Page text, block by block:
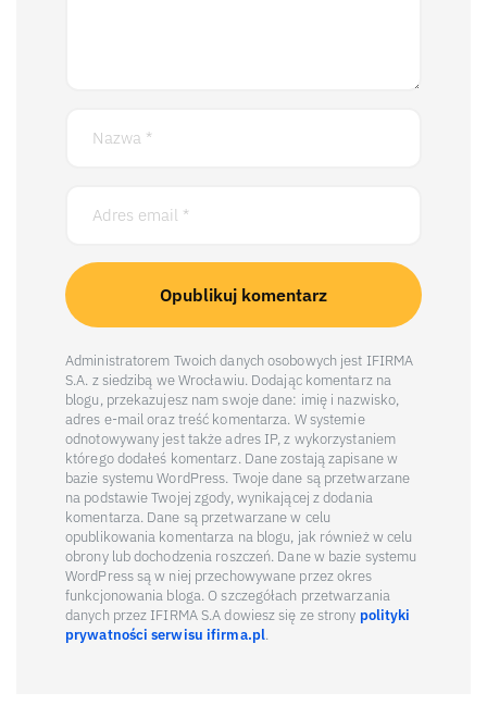
Administratorem Twoich danych osobowych jest IFIRMA
S.A. z siedzibą we Wrocławiu. Dodając komentarz na
blogu, przekazujesz nam swoje dane: imię i nazwisko,
adres e-mail oraz treść komentarza. W systemie
odnotowywany jest także adres IP, z wykorzystaniem
którego dodałeś komentarz. Dane zostają zapisane w
bazie systemu WordPress. Twoje dane są przetwarzane
na podstawie Twojej zgody, wynikającej z dodania
komentarza. Dane są przetwarzane w celu
opublikowania komentarza na blogu, jak również w celu
obrony lub dochodzenia roszczeń. Dane w bazie systemu
WordPress są w niej przechowywane przez okres
funkcjonowania bloga. O szczegółach przetwarzania
danych przez IFIRMA S.A dowiesz się ze strony polityki
prywatności serwisu ifirma.pl.